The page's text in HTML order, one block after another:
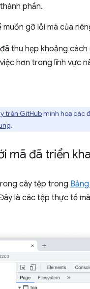
phần.
gỡ lỗi mã của
đã thu hẹp khoảng cách
hơn trong lĩnh vực
trên GitHubminh hoạ các
.
mã đã triển
cây tệp trong
là các tệp thực tế